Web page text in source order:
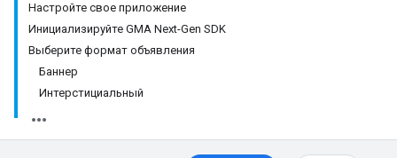
Настройте свое приложение
Инициализируйте GMA Next-Gen SDK
Выберите формат объявления
Баннер
Интерстициальный